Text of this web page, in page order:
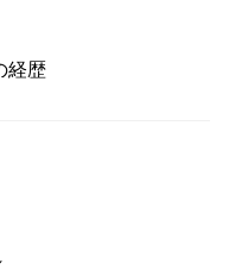
経歴